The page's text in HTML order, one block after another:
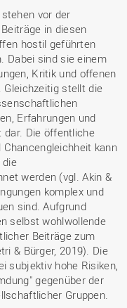
vor der
in diesen
hostil geführten
Dabei sind sie einem
Kritik und offenen
Gleichzeitig stellt die
Erfahrungen und
dar. Die öffentliche
kann
werden (vgl. Akin &
komplex und
sind. Aufgrund
selbst wohlwollende
Beiträge zum
& Bürger, 2019). Die
subjektiv hohe Risiken,
gegenüber der
Gruppen.